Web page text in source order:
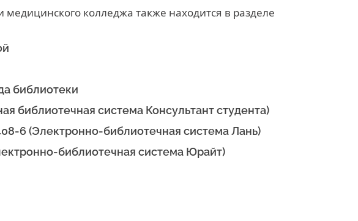
колледжа также находится в разделе
библиотеки
библиотечная система Консультант студента)
6 (Электронно-библиотечная система Лань)
библиотечная система Юрайт)